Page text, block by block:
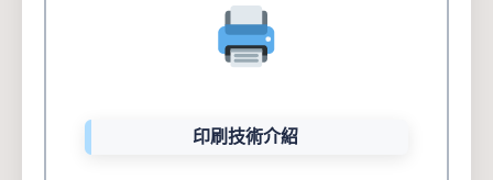
印刷技術介紹